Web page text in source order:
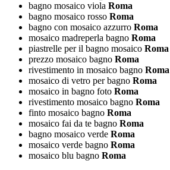
bagno mosaico viola Roma
bagno mosaico rosso Roma
bagno con mosaico azzurro Roma
mosaico madreperla bagno Roma
piastrelle per il bagno mosaico Roma
prezzo mosaico bagno Roma
rivestimento in mosaico bagno Roma
mosaico di vetro per bagno Roma
mosaico in bagno foto Roma
rivestimento mosaico bagno Roma
finto mosaico bagno Roma
mosaico fai da te bagno Roma
bagno mosaico verde Roma
mosaico verde bagno Roma
mosaico blu bagno Roma